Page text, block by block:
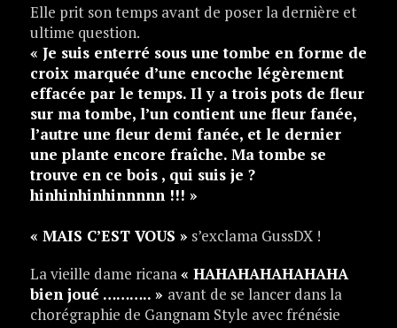
Elle prit son temps avant de poser la dernière et
ultime question.
« Je suis enterré sous une tombe en forme de
croix marquée d’une encoche légèrement
effacée par le temps. Il y a trois pots de fleur
sur ma tombe, l’un contient une fleur fanée,
l’autre une fleur demi fanée, et le dernier
une plante encore fraîche. Ma tombe se
trouve en ce bois , qui suis je ?
hinhinhinhinnnnn !!! »
« MAIS C’EST VOUS » s’exclama GussDX !
La vieille dame ricana « HAHAHAHAHAHAHA
bien joué ……….. » avant de se lancer dans la
chorégraphie de Gangnam Style avec frénésie